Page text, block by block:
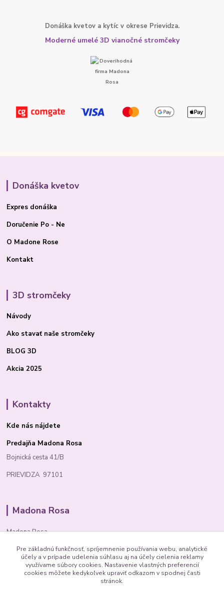
Donáška kvetov a kytíc v okrese Prievidza.
Moderné umelé 3D vianočné stromčeky
Donáška kvetov
Expres donáška
Doručenie Po - Ne
O Madone Rose
Kontakt
3D stromčeky
Návody
Ako stavať naše stromčeky
BLOG 3D
Akcia 2025
Kontakty
Kde nás nájdete
Predajňa Madona Rosa
Bojnická cesta 41/B
PRIEVIDZA 97101
Madona Rosa
Madona Rosa
Richard
+421 905 276 211
Pre základnú funkčnosť, spríjemnenie používania webu, analytické
účely a v prípade udelenia súhlasu aj na účely cielenia reklamy
využívame súbory cookies. Nastavenie vlastných preferencií
cookies môžete kedykoľvek upraviť odkazom v spodnej časti
stránok.